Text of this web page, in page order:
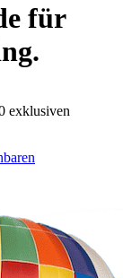
für
exklusiven